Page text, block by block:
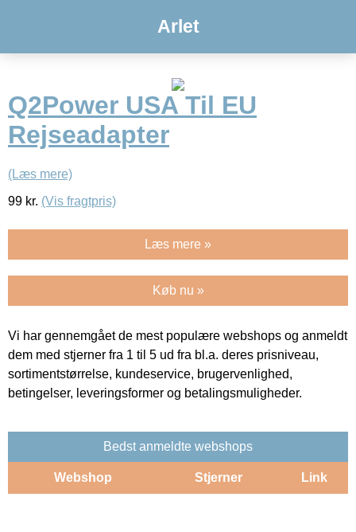
Arlet
Q2Power USA Til EU
Rejseadapter
(Læs mere)
99 kr. (Vis fragtpris)
Læs mere »
Køb nu »
Vi har gennemgået de mest populære webshops og anmeldt
dem med stjerner fra 1 til 5 ud fra bl.a. deres prisniveau,
sortimentstørrelse, kundeservice, brugervenlighed,
betingelser, leveringsformer og betalingsmuligheder.
Bedst anmeldte webshops
Webshop Stjerner Link